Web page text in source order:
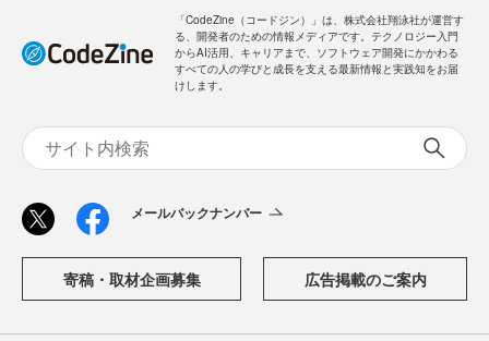
「CodeZine（コードジン）」は、株式会社翔泳社が運営す
る、開発者のための情報メディアです。テクノロジー入門
からAI活用、キャリアまで、ソフトウェア開発にかかわる
すべての人の学びと成長を支える最新情報と実践知をお届
けします。
メールバックナンバー
寄稿・取材企画募集 広告掲載のご案内